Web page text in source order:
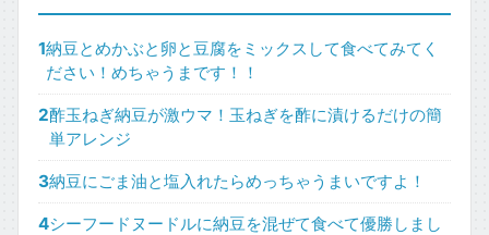
1納豆とめかぶと卵と豆腐をミックスして食べてみてく
ださい！めちゃうまです！！
2酢玉ねぎ納豆が激ウマ！玉ねぎを酢に漬けるだけの簡
単アレンジ
3納豆にごま油と塩入れたらめっちゃうまいですよ！
4シーフードヌードルに納豆を混ぜて食べて優勝しまし